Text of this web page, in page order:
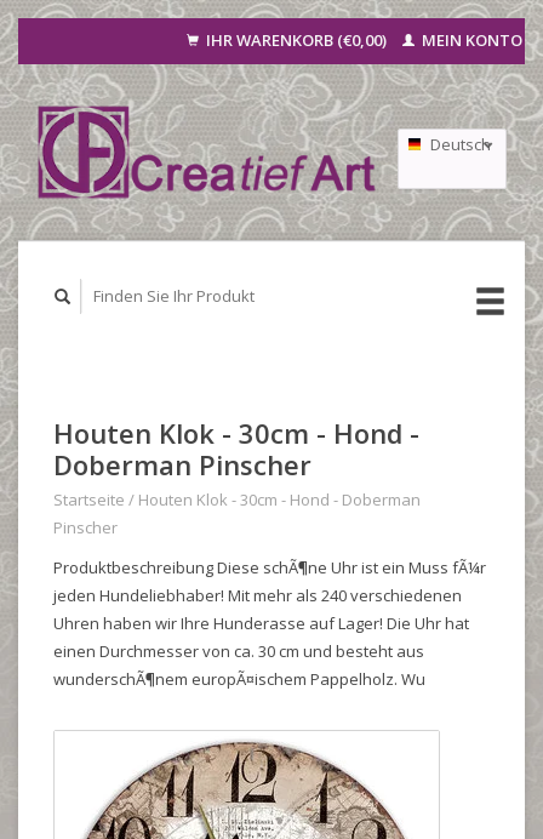
IHR WARENKORB (€0,00) MEIN KONTO
Deutsch
Nederlands
Houten Klok - 30cm - Hond -
Doberman Pinscher
Startseite / Houten Klok - 30cm - Hond - Doberman
Pinscher
Produktbeschreibung Diese schÃ¶ne Uhr ist ein Muss fÃ¼r
jeden Hundeliebhaber! Mit mehr als 240 verschiedenen
Uhren haben wir Ihre Hunderasse auf Lager! Die Uhr hat
einen Durchmesser von ca. 30 cm und besteht aus
wunderschÃ¶nem europÃ¤ischem Pappelholz. Wu